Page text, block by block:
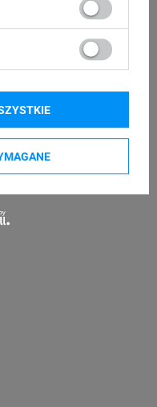
P-touch PT-D460BTVP
P-touch PT-D800W
P-touch PT-E110VP
P-touch PT-E550